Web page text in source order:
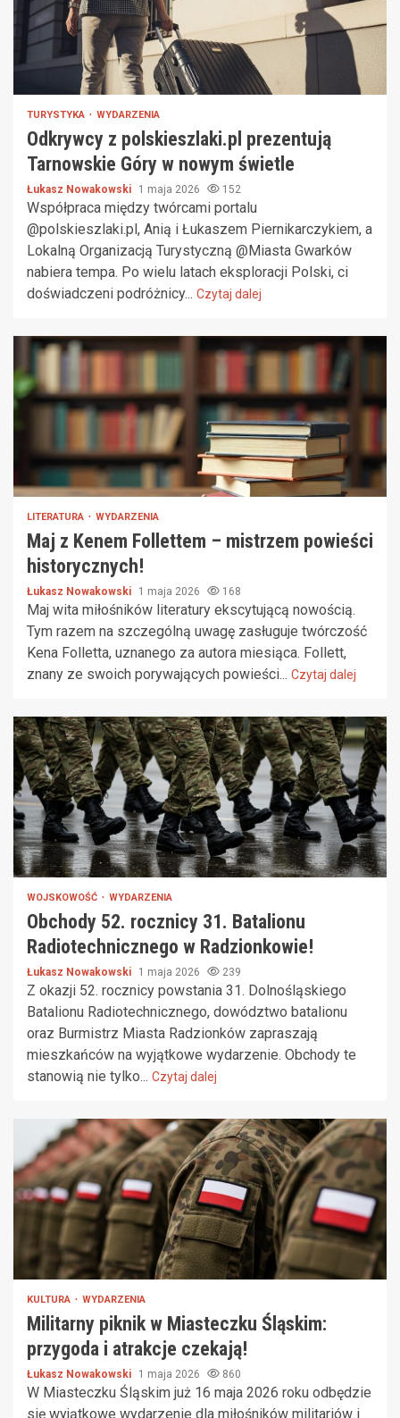
TURYSTYKA WYDARZENIA
Odkrywcy z polskieszlaki.pl prezentują
Tarnowskie Góry w nowym świetle
Łukasz Nowakowski 1 maja 2026 152
Współpraca między twórcami portalu
@polskieszlaki.pl, Anią i Łukaszem Piernikarczykiem, a
Lokalną Organizacją Turystyczną @Miasta Gwarków
nabiera tempa. Po wielu latach eksploracji Polski, ci
doświadczeni podróżnicy... Czytaj dalej
LITERATURA WYDARZENIA
Maj z Kenem Follettem – mistrzem powieści
historycznych!
Łukasz Nowakowski 1 maja 2026 168
Maj wita miłośników literatury ekscytującą nowością.
Tym razem na szczególną uwagę zasługuje twórczość
Kena Folletta, uznanego za autora miesiąca. Follett,
znany ze swoich porywających powieści... Czytaj dalej
WOJSKOWOŚĆ WYDARZENIA
Obchody 52. rocznicy 31. Batalionu
Radiotechnicznego w Radzionkowie!
Łukasz Nowakowski 1 maja 2026 239
Z okazji 52. rocznicy powstania 31. Dolnośląskiego
Batalionu Radiotechnicznego, dowództwo batalionu
oraz Burmistrz Miasta Radzionków zapraszają
mieszkańców na wyjątkowe wydarzenie. Obchody te
stanowią nie tylko... Czytaj dalej
KULTURA WYDARZENIA
Militarny piknik w Miasteczku Śląskim:
przygoda i atrakcje czekają!
Łukasz Nowakowski 1 maja 2026 860
W Miasteczku Śląskim już 16 maja 2026 roku odbędzie
się wyjątkowe wydarzenie dla miłośników militariów i